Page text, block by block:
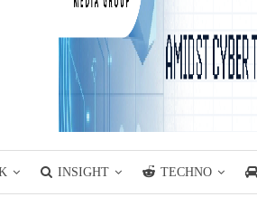
INSIGHT TECHNO